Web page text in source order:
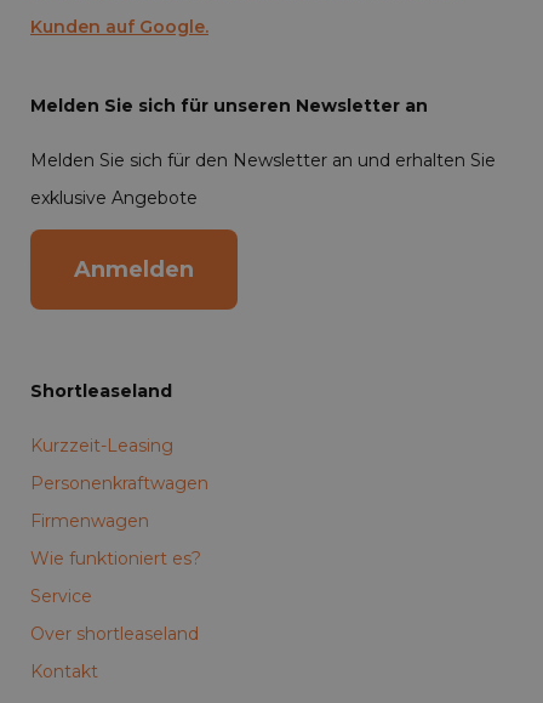
Kunden auf Google.
Melden Sie sich für unseren Newsletter an
Melden Sie sich für den Newsletter an und erhalten Sie
exklusive Angebote
Anmelden
Shortleaseland
Kurzzeit-Leasing
Personenkraftwagen
Firmenwagen
Wie funktioniert es?
Service
Over shortleaseland
Kontakt